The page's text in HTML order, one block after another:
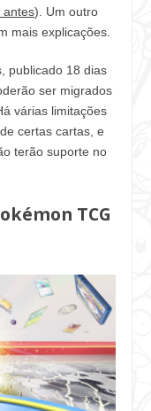
antes). Um outro
mais explicações.
publicado 18 dias
ser migrados
várias limitações
certas cartas, e
terão suporte no
TCG